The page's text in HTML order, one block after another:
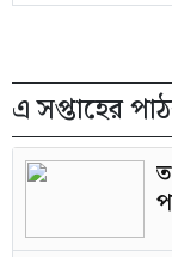
এ সপ্তাহের